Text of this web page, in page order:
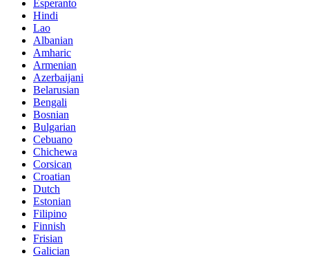
Esperanto
Hindi
Lao
Albanian
Amharic
Armenian
Azerbaijani
Belarusian
Bengali
Bosnian
Bulgarian
Cebuano
Chichewa
Corsican
Croatian
Dutch
Estonian
Filipino
Finnish
Frisian
Galician